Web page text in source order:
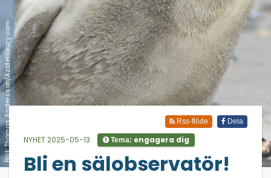
Bild: Thomas Andersson/Azotelibrary.com Dela
Rss-flöde
NYHET 2025-05-13 Tema: engagera dig
Bli en sälobservatör!